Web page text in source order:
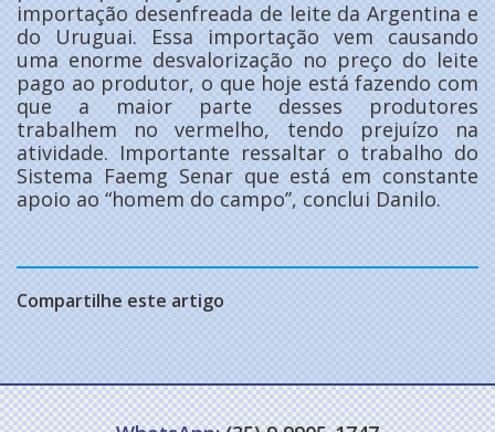
importação desenfreada de leite da Argentina e
do Uruguai. Essa importação vem causando
uma enorme desvalorização no preço do leite
pago ao produtor, o que hoje está fazendo com
que a maior parte desses produtores
trabalhem no vermelho, tendo prejuízo na
atividade. Importante ressaltar o trabalho do
Sistema Faemg Senar que está em constante
apoio ao “homem do campo’’, conclui Danilo.
Compartilhe este artigo